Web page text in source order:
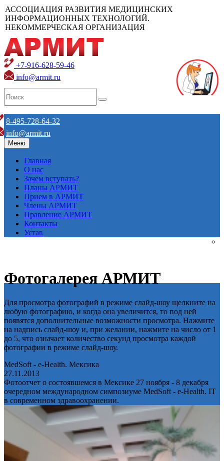
АССОЦИАЦИЯ РАЗВИТИЯ МЕДИЦИНСКИХ
ИНФОРМАЦИОННЫХ ТЕХНОЛОГИЙ.
НЕКОММЕРЧЕСКАЯ ОРГАНИЗАЦИЯ
+7-916-628-59-46
info@armit.ru
8-495-728-64-32
info@armit.ru
Меню
Главная
О нас
Зачем вступать?
Планы АРМИТ
Прием в АРМИТ
Члены АРМИТ
Правление АРМИТ
Контакты
Устав
Фотогалерея АРМИТ
Для просмотра фотографий в режиме слайд-шоу щелкните на
любую фотографию, и когда она увеличится, то под ней
появятся дополнительные возможности просмотра. Нажмите
на надпись слайд-шоу и, при желании, нажмите на число от 1
до 5, что означает количество секунд просмотра каждой
фотографии в режиме слайд-шоу.
MedSoft - e-Health. Мексика
27.11.2013
Фотоотчет о состоявшемся в Мексике 27 ноября - 8 декабря
очередном международном симпозиуме MedSoft - e-Health. IT
в современном здравоохранении.